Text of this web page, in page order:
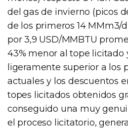
del gas de invierno (picos
de los primeros 14 MMm3/
por 3,9 USD/MMBTU
43% menor al tope licitado
ligeramente superior a los
actuales y los descuentos
topes licitados obtenidos
conseguido una muy
el proceso licitatorio,